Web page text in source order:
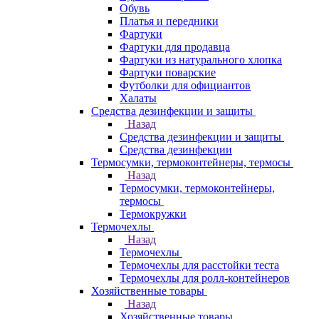
Обувь
Платья и передники
Фартуки
Фартуки для продавца
Фартуки из натурального хлопка
Фартуки поварские
Футболки для официантов
Халаты
Средства дезинфекции и защиты
Назад
Средства дезинфекции и защиты
Средства дезинфекции
Термосумки, термоконтейнеры, термосы
Назад
Термосумки, термоконтейнеры,
термосы
Термокружки
Термочехлы
Назад
Термочехлы
Термочехлы для расстойки теста
Термочехлы для ролл-контейнеров
Хозяйственные товары
Назад
Хозяйственные товары